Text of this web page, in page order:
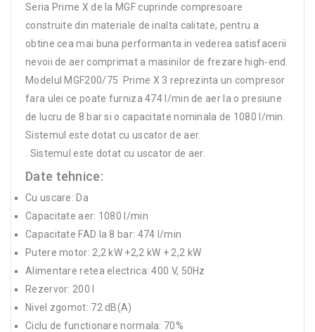
Seria Prime X de la MGF cuprinde compresoare
construite din materiale de inalta calitate, pentru a
obtine cea mai buna performanta in vederea satisfacerii
nevoii de aer comprimat a masinilor de frezare high-end.
Modelul MGF200/75 Prime X 3 reprezinta un compresor
fara ulei ce poate furniza 474 l/min de aer la o presiune
de lucru de 8 bar si o capacitate nominala de 1080 l/min.
Sistemul este dotat cu uscator de aer.
. Sistemul este dotat cu uscator de aer.
Date tehnice:
Cu uscare: Da
Capacitate aer: 1080 l/min
Capacitate FAD la 8 bar: 474 l/min
Putere motor: 2,2 kW +2,2 kW + 2,2 kW
Alimentare retea electrica: 400 V, 50Hz
Rezervor: 200 l
Nivel zgomot: 72 dB(A)
Ciclu de functionare normala: 70%